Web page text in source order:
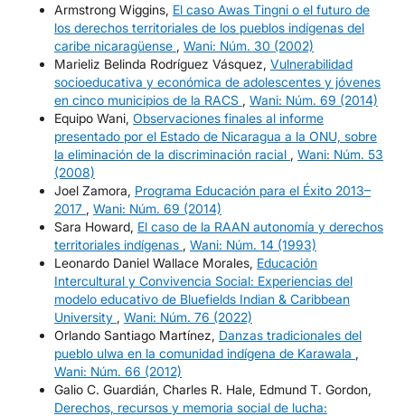
Armstrong Wiggins, El caso Awas Tingni o el futuro de
los derechos territoriales de los pueblos indígenas del
caribe nicaragüense , Wani: Núm. 30 (2002)
Marieliz Belinda Rodríguez Vásquez, Vulnerabilidad
socioeducativa y económica de adolescentes y jóvenes
en cinco municipios de la RACS , Wani: Núm. 69 (2014)
Equipo Wani, Observaciones finales al informe
presentado por el Estado de Nicaragua a la ONU, sobre
la eliminación de la discriminación racial , Wani: Núm. 53
(2008)
Joel Zamora, Programa Educación para el Éxito 2013–
2017 , Wani: Núm. 69 (2014)
Sara Howard, El caso de la RAAN autonomía y derechos
territoriales indígenas , Wani: Núm. 14 (1993)
Leonardo Daniel Wallace Morales, Educación
Intercultural y Convivencia Social: Experiencias del
modelo educativo de Bluefields Indian & Caribbean
University , Wani: Núm. 76 (2022)
Orlando Santiago Martínez, Danzas tradicionales del
pueblo ulwa en la comunidad indígena de Karawala ,
Wani: Núm. 66 (2012)
Galio C. Guardián, Charles R. Hale, Edmund T. Gordon,
Derechos, recursos y memoria social de lucha: